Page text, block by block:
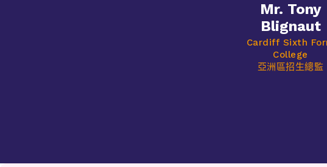
Mr. Tony
Blignaut
Cardiff Sixth
College
亞洲區招生總監